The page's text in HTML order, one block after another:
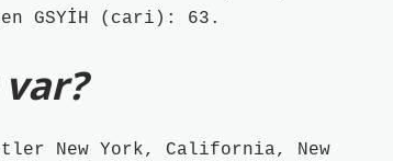
GSYİH (cari): 63.
New York, California, New